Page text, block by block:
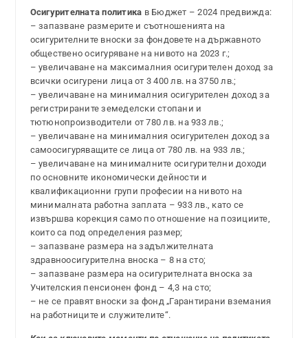
Осигурителната политика в Бюджет – 2024 предвижда:
– запазване размерите и съотношенията на
осигурителните вноски за фондовете на държавното
обществено осигуряване на нивото на 2023 г.;
– увеличаване на максималния осигурителен доход за
всички осигурени лица от 3 400 лв. на 3750 лв.;
– увеличаване на минималния осигурителен доход за
регистрираните земеделски стопани и
тютюнопроизводители от 780 лв. на 933 лв.;
– увеличаване на минималния осигурителен доход за
самоосигуряващите се лица от 780 лв. на 933 лв.;
– увеличаване на минималните осигурителни доходи
по основните икономически дейности и
квалификационни групи професии на нивото на
минималната работна заплата – 933 лв., като се
извършва корекция само по отношение на позициите,
които са под определения размер;
– запазване размера на задължителната
здравноосигурителна вноска – 8 на сто;
– запазване размера на осигурителната вноска за
Учителския пенсионен фонд – 4,3 на сто;
– не се правят вноски за фонд „Гарантирани вземания
на работниците и служителите“.